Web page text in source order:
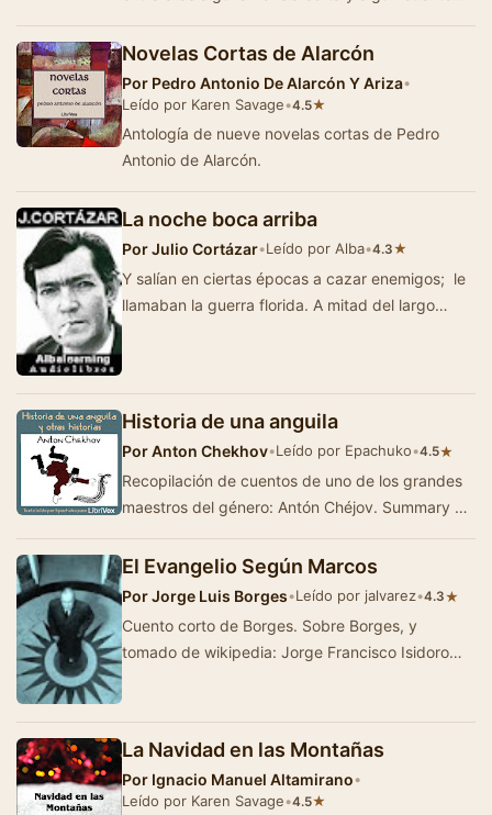
Novelas Cortas de Alarcón
Por Pedro Antonio De Alarcón Y Ariza•
Leído por Karen Savage•4.5★
Antología de nueve novelas cortas de Pedro
Antonio de Alarcón.
La noche boca arriba
PorJulio Cortázar•Leído por Alba•4.3★
Y salían en ciertas épocas a cazar enemigos; le
llamaban la guerra florida. A mitad del largo
Historia de una anguila
PorAnton Chekhov•Leído por Epachuko•4.5★
Recopilación de cuentos de uno de los grandes
maestros del género: Antón Chéjov. Summary by
El Evangelio Según Marcos
PorJorge Luis Borges•Leído por jalvarez•4.3★
Cuento corto de Borges. Sobre Borges, y
tomado de wikipedia: Jorge Francisco Isidoro
La Navidad en las Montañas
Por Ignacio Manuel Altamirano•
Leído por Karen Savage•4.5★